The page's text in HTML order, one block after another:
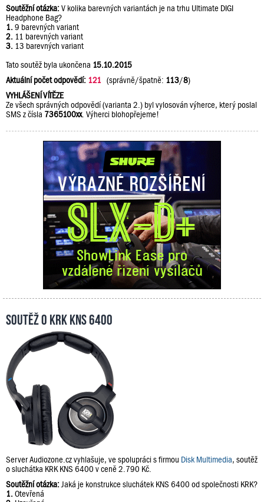
Soutěžní otázka:V kolika barevných variantách je na trhu Ultimate DIGI
Headphone Bag?
1. 9 barevných variant
2. 11 barevných variant
3. 13 barevných variant
Tato soutěž byla ukončena 15.10.2015
Aktuální počet odpovědí: 121 (správně/špatně: 113/8)
VYHLÁŠENÍ VÍTĚZE
Ze všech správných odpovědí (varianta 2.) byl vylosován výherce, který poslal
SMS z čísla 7365100xx. Výherci blohopřejeme!
Soutěž o KRK KNS 6400
Server Audiozone.cz vyhlašuje, ve spolupráci s firmou Disk Multimedia, soutěž
o sluchátka KRK KNS 6400 v ceně 2.790 Kč.
Soutěžní otázka:Jaká je konstrukce sluchátek KNS 6400 od společnosti KRK?
1.Otevřená